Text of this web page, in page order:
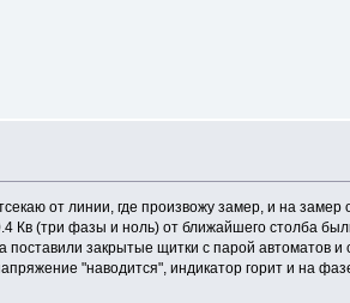
от линии, где произвожу замер, и на замер
(три фазы и ноль) от ближайшего столба
закрытые щитки с парой автоматов и
"наводится", индикатор горит и на